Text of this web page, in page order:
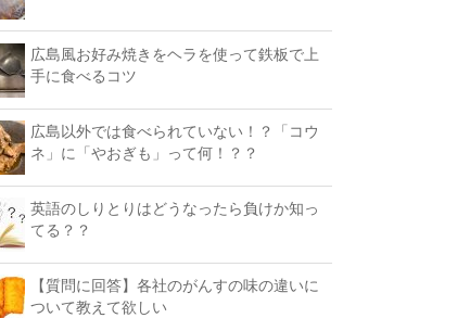
広島風お好み焼きをヘラを使って鉄板で上
手に食べるコツ
広島以外では食べられていない！？「コウ
ネ」に「やおぎも」って何！？？
英語のしりとりはどうなったら負けか知っ
てる？？
【質問に回答】各社のがんすの味の違いに
ついて教えて欲しい